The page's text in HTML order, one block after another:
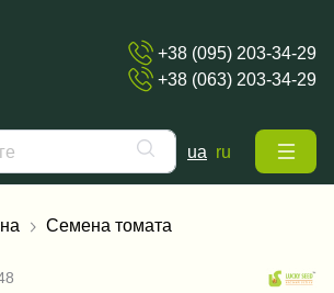
+38 (095) 203-34-29
+38 (063) 203-34-29
ua ru
Семена томата